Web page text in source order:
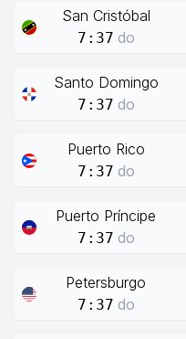
San Cristóbal
7:37 do
Santo Domingo
7:37 do
Puerto Rico
7:37 do
Puerto Príncipe
7:37 do
Petersburgo
7:37 do